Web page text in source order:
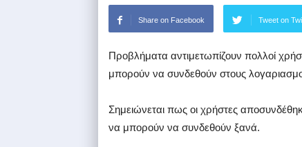
Share on Facebook Tweet on
Προβλήματα αντιμετωπίζουν πολλοί
μπορούν να συνδεθούν στους
Σημειώνεται πως οι χρήστες
να μπορούν να συνδεθούν ξανά.